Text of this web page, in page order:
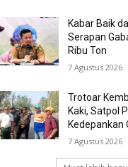
Kabar Baik
Serapan
Ribu Ton
7 Agustus 2026
Trotoar
Kaki, Satpol
Kedepankan
7 Agustus 2026